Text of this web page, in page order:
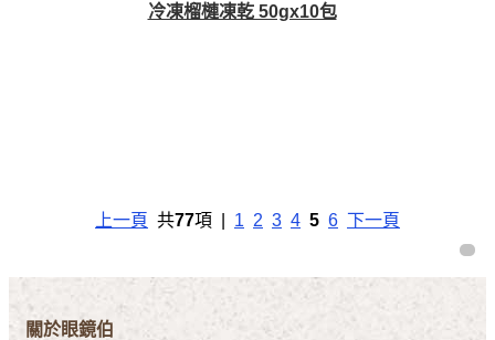
冷凍榴槤凍乾 50gx10包
上一頁 共77項 | 1 2 3 4 5 6 下一頁
關於眼鏡伯